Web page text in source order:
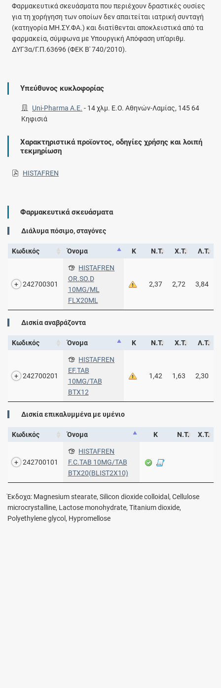
Φαρμακευτικά σκευάσματα που περιέχουν δραστικές ουσίες
για τη χορήγηση των οποίων δεν απαιτείται ιατρική συνταγή
(κατηγορία ΜΗ.ΣΥ.ΦΑ.) και διατίθενται αποκλειστικά από τα
φαρμακεία, σύμφωνα με Υπουργική Απόφαση υπ'αριθμ.
ΔΥΓ3α/Γ.Π.63696 (ΦΕΚ Β' 740/2010).
Υπεύθυνος κυκλοφορίας
Uni-Pharma Α.Ε. - 14 χλμ. Ε.Ο. Αθηνών-Λαμίας, 145 64
Κηφισιά
Χαρακτηριστικά προϊοντος, οδηγίες χρήσης και λοιπή
τεκμηρίωση
HISTAFREN
Φαρμακευτικά σκευάσματα
Διάλυμα πόσιμο, σταγόνες
Κωδικός Όνομα Κ Ν.Τ. Χ.Τ. Λ.Τ.
242700301
HISTAFREN
OR.SO.D
10MG/ML
FLX20ML
2,37 2,72 3,84
Δισκία αναβράζοντα
Κωδικός Όνομα Κ Ν.Τ. Χ.Τ. Λ.Τ.
242700201
HISTAFREN
EF.TAB
10MG/TAB
BTX12
1,42 1,63 2,30
Δισκία επικαλυμμένα με υμένιο
Κωδικός Όνομα Κ Ν.Τ. Χ.Τ.
242700101
HISTAFREN
F.C.TAB 10MG/TAB
BTX20(BLIST2X10)
Έκδοχα: Magnesium stearate, Silicon dioxide colloidal, Cellulose
microcrystalline, Lactose monohydrate, Titanium dioxide,
Polyethylene glycol, Hypromellose